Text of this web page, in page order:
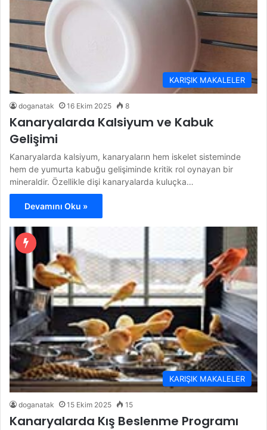
KARIŞIK MAKALELER
doganatak 16 Ekim 2025 8
Kanaryalarda Kalsiyum ve Kabuk
Gelişimi
Kanaryalarda kalsiyum, kanaryaların hem iskelet sisteminde
hem de yumurta kabuğu gelişiminde kritik rol oynayan bir
mineraldir. Özellikle dişi kanaryalarda kuluçka…
Devamını Oku »
KARIŞIK MAKALELER
doganatak 15 Ekim 2025 15
Kanaryalarda Kış Beslenme Programı